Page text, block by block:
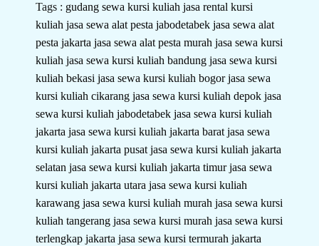
Tags : gudang sewa kursi kuliahjasa rental kursi
kuliahjasa sewa alat pesta jabodetabekjasa sewa alat
pesta jakartajasa sewa alat pesta murahjasa sewa kursi
kuliahjasa sewa kursi kuliah bandungjasa sewa kursi
kuliah bekasijasa sewa kursi kuliah bogorjasa sewa
kursi kuliah cikarangjasa sewa kursi kuliah depokjasa
sewa kursi kuliah jabodetabekjasa sewa kursi kuliah
jakartajasa sewa kursi kuliah jakarta baratjasa sewa
kursi kuliah jakarta pusatjasa sewa kursi kuliah jakarta
selatanjasa sewa kursi kuliah jakarta timurjasa sewa
kursi kuliah jakarta utarajasa sewa kursi kuliah
karawangjasa sewa kursi kuliah murahjasa sewa kursi
kuliah tangerangjasa sewa kursi murahjasa sewa kursi
terlengkap jakartajasa sewa kursi termurah jakarta